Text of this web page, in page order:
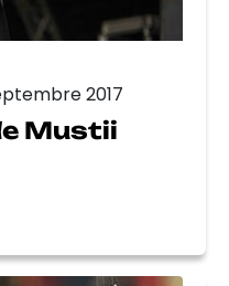
2017
Mustii